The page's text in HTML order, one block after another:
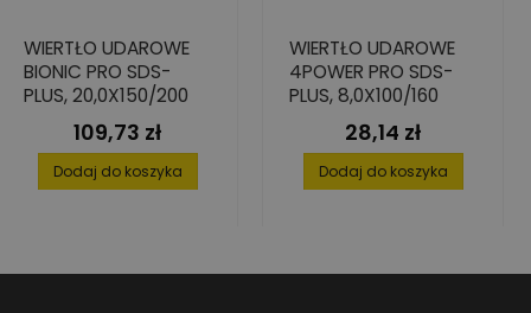
WIERTŁO UDAROWE
BIONIC PRO SDS-
PLUS, 20,0X150/200
Cena
109,73 zł
Dodaj do koszyka
WIERTŁO UDAROWE
4POWER PRO SDS-
PLUS, 8,0X100/160
Cena
28,14 zł
Dodaj do koszyka